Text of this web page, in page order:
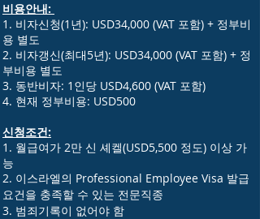
비용안내:
1. 비자신청(1년): USD34,000 (VAT 포함) + 정부비
용 별도
2. 비자갱신(최대5년): USD34,000 (VAT 포함) + 정
부비용 별도
3. 동반비자: 1인당 USD4,600 (VAT 포함)
4. 현재 정부비용: USD500
신청조건:
1. 월급여가 2만 신 셰켈(USD5,500 정도) 이상 가
능
2. 이스라엘의 Professional Employee Visa 발급
요건을 충족할 수 있는 전문직종
3. 범죄기록이 없어야 함